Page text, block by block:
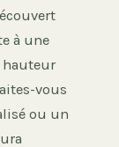
à une
hauteur
vous
ou un